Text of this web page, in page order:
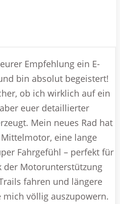
Empfehlung ein E-
bin absolut begeistert!
ob ich wirklich auf ein
euer detaillierter
Mein neues Rad hat
eine lange
Fahrgefühl – perfekt für
der Motorunterstützung
fahren und längere
völlig auszupowern.